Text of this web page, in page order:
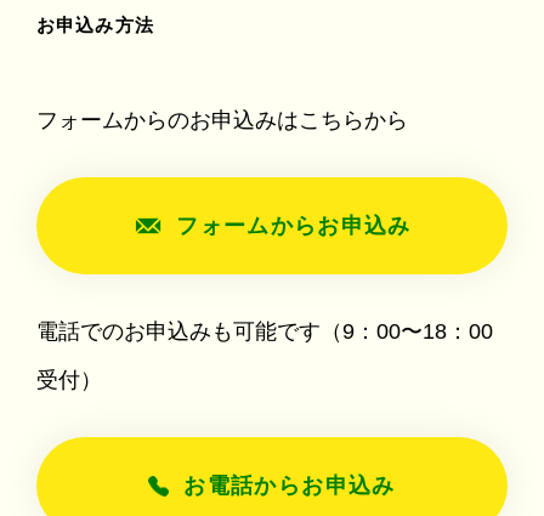
お申込み方法
フォームからのお申込みはこちらから
フォームからお申込み
電話でのお申込みも可能です（9：00〜18：00
受付）
お電話からお申込み